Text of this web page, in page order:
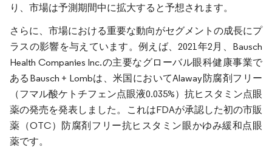
り、市場は予測期間中に拡大すると予想されます。
さらに、市場における重要な動向がセグメントの成長にプ
ラスの影響を与えています。例えば、2021年2月、Bausch
Health Companies Inc.の主要なグローバル眼科健康事業で
あるBausch + Lombは、米国においてAlaway防腐剤フリー
（フマル酸ケトチフェン点眼液0.035%）抗ヒスタミン点眼
薬の発売を発表しました。これはFDAが承認した初の市販
薬（OTC）防腐剤フリー抗ヒスタミン眼かゆみ緩和点眼
薬です。